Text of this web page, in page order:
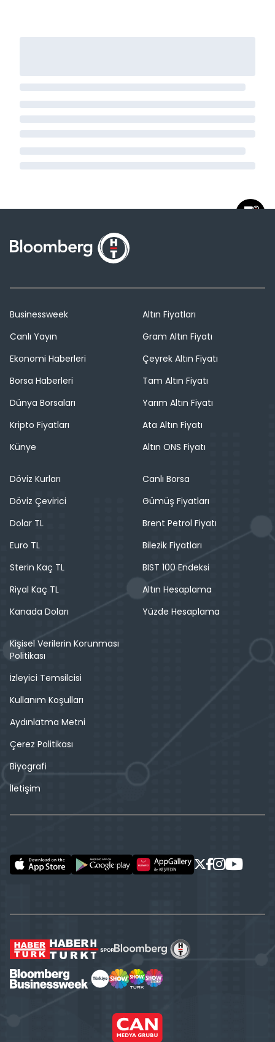
Businessweek
Canlı Yayın
Ekonomi Haberleri
Borsa Haberleri
Dünya Borsaları
Kripto Fiyatları
Künye
Altın Fiyatları
Gram Altın Fiyatı
Çeyrek Altın Fiyatı
Tam Altın Fiyatı
Yarım Altın Fiyatı
Ata Altın Fiyatı
Altın ONS Fiyatı
Döviz Kurları
Döviz Çevirici
Dolar TL
Euro TL
Sterin Kaç TL
Riyal Kaç TL
Kanada Doları
Canlı Borsa
Gümüş Fiyatları
Brent Petrol Fiyatı
Bilezik Fiyatları
BIST 100 Endeksi
Altın Hesaplama
Yüzde Hesaplama
Kişisel Verilerin Korunması
Politikası
İzleyici Temsilcisi
Kullanım Koşulları
Aydınlatma Metni
Çerez Politikası
Biyografi
İletişim